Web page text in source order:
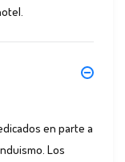
en parte a
Los